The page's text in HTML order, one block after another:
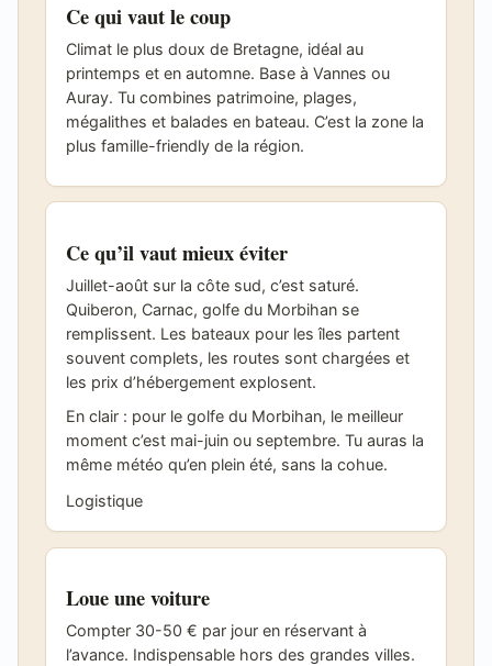
Ce qui vaut le coup
Climat le plus doux de Bretagne, idéal au
printemps et en automne. Base à Vannes ou
Auray. Tu combines patrimoine, plages,
mégalithes et balades en bateau. C’est la zone la
plus famille-friendly de la région.
Ce qu’il vaut mieux éviter
Juillet-août sur la côte sud, c’est saturé.
Quiberon, Carnac, golfe du Morbihan se
remplissent. Les bateaux pour les îles partent
souvent complets, les routes sont chargées et
les prix d’hébergement explosent.
En clair : pour le golfe du Morbihan, le meilleur
moment c’est mai-juin ou septembre. Tu auras la
même météo qu’en plein été, sans la cohue.
Logistique
Loue une voiture
Compter 30-50 € par jour en réservant à
l’avance. Indispensable hors des grandes villes.